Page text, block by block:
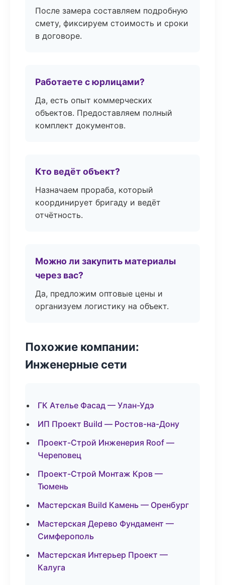
После замера составляем подробную
смету, фиксируем стоимость и сроки
в договоре.
Работаете с юрлицами?
Да, есть опыт коммерческих
объектов. Предоставляем полный
комплект документов.
Кто ведёт объект?
Назначаем прораба, который
координирует бригаду и ведёт
отчётность.
Можно ли закупить материалы
через вас?
Да, предложим оптовые цены и
организуем логистику на объект.
Похожие компании:
Инженерные сети
ГК Ателье Фасад — Улан-Удэ
ИП Проект Build — Ростов-на-Дону
Проект-Строй Инженерия Roof —
Череповец
Проект-Строй Монтаж Кров —
Тюмень
Мастерская Build Камень — Оренбург
Мастерская Дерево Фундамент —
Симферополь
Мастерская Интерьер Проект —
Калуга